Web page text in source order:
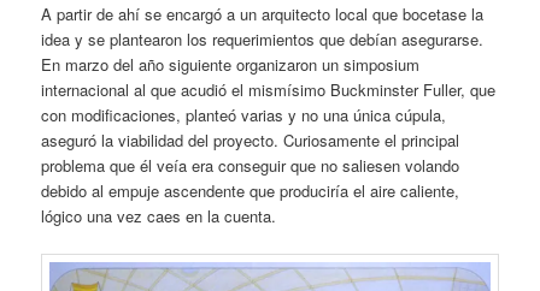
A partir de ahí se encargó a un arquitecto local que bocetase la
idea y se plantearon los requerimientos que debían asegurarse.
En marzo del año siguiente organizaron un simposium
internacional al que acudió el mismísimo Buckminster Fuller, que
con modificaciones, planteó varias y no una única cúpula,
aseguró la viabilidad del proyecto. Curiosamente el principal
problema que él veía era conseguir que no saliesen volando
debido al empuje ascendente que produciría el aire caliente,
lógico una vez caes en la cuenta.